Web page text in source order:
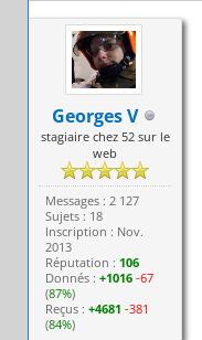
Georges V
stagiaire chez 52 sur le
web
Messages : 2 127
Sujets : 18
Inscription : Nov.
2013
Réputation : 106
Donnés :+1016 -67
(87%)
Reçus :+4681 -381
(84%)